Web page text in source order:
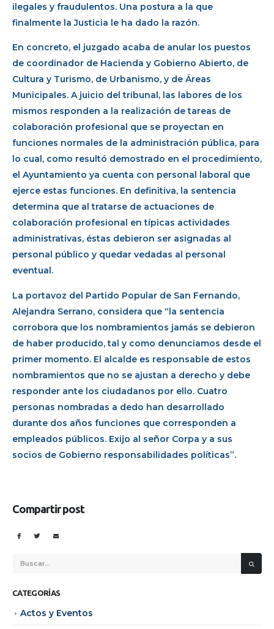
ilegales y fraudulentos. Una postura a la que
finalmente la Justicia le ha dado la razón.
En concreto, el juzgado acaba de anular los puestos
de coordinador de Hacienda y Gobierno Abierto, de
Cultura y Turismo, de Urbanismo, y de Áreas
Municipales. A juicio del tribunal, las labores de los
mismos responden a la realización de tareas de
colaboración profesional que se proyectan en
funciones normales de la administración pública, para
lo cual, como resultó demostrado en el procedimiento,
el Ayuntamiento ya cuenta con personal laboral que
ejerce estas funciones. En definitiva, la sentencia
determina que al tratarse de actuaciones de
colaboración profesional en típicas actividades
administrativas, éstas debieron ser asignadas al
personal público y quedar vedadas al personal
eventual.
La portavoz del Partido Popular de San Fernando,
Alejandra Serrano, considera que “la sentencia
corrobora que los nombramientos jamás se debieron
de haber producido, tal y como denunciamos desde el
primer momento. El alcalde es responsable de estos
nombramientos que no se ajustan a derecho y debe
responder ante los ciudadanos por ello. Cuatro
personas nombradas a dedo han desarrollado
durante dos años funciones que corresponden a
empleados públicos. Exijo al señor Corpa y a sus
socios de Gobierno responsabilidades políticas”.
Compartir post
CATEGORÍAS
Actos y Eventos